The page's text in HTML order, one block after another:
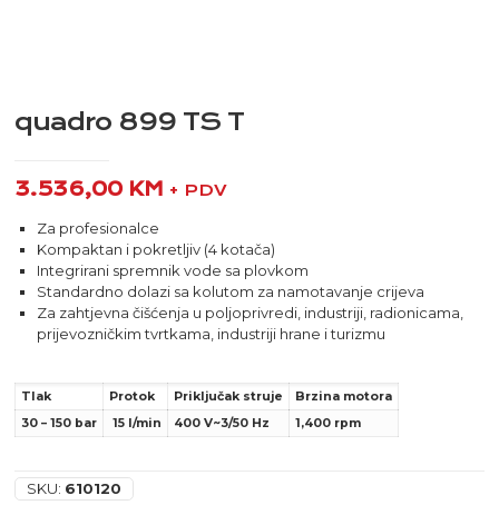
quadro 899 TS T
3.536,00 KM + PDV
Za profesionalce
Kompaktan i pokretljiv (4 kotača)
Integrirani spremnik vode sa plovkom
Standardno dolazi sa kolutom za namotavanje crijeva
Za zahtjevna čišćenja u poljoprivredi, industriji, radionicama,
prijevozničkim tvrtkama, industriji hrane i turizmu
Tlak Protok Priključak struje
Brzina motora
30 – 150 bar
15 l/min 400 V~3/50 Hz 1,400 rpm
SKU: 610120